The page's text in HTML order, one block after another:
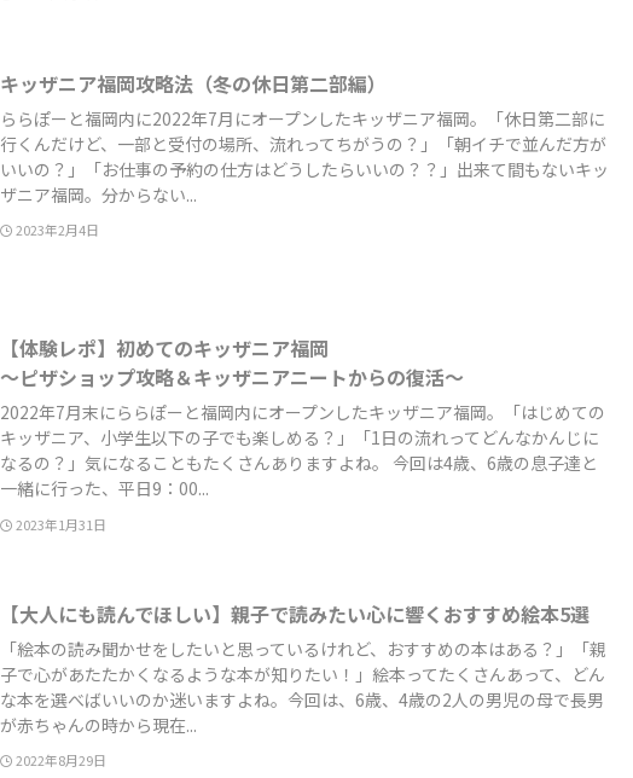
キッザニア福岡攻略法（冬の休日第二部編）
ららぽーと福岡内に2022年7月にオープンしたキッザニア福岡。「休日第二部に
行くんだけど、一部と受付の場所、流れってちがうの？」「朝イチで並んだ方が
いいの？」「お仕事の予約の仕方はどうしたらいいの？？」出来て間もないキッ
ザニア福岡。分からない...
2023年2月4日
【体験レポ】初めてのキッザニア福岡
～ピザショップ攻略＆キッザニアニートからの復活～
2022年7月末にららぽーと福岡内にオープンしたキッザニア福岡。「はじめての
キッザニア、小学生以下の子でも楽しめる？」「1日の流れってどんなかんじに
なるの？」気になることもたくさんありますよね。 今回は4歳、6歳の息子達と
一緒に行った、平日9：00...
2023年1月31日
【大人にも読んでほしい】親子で読みたい心に響くおすすめ絵本5選
「絵本の読み聞かせをしたいと思っているけれど、おすすめの本はある？」「親
子で心があたたかくなるような本が知りたい！」絵本ってたくさんあって、どん
な本を選べばいいのか迷いますよね。今回は、6歳、4歳の2人の男児の母で長男
が赤ちゃんの時から現在...
2022年8月29日